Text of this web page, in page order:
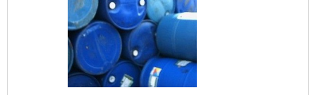
o leque de opções para os clientes, a
empresa Teknoval fabrica e comercializa